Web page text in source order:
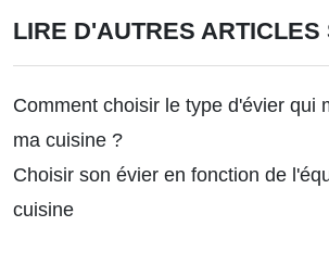
LIRE D'AUTRES ARTICLES
Comment choisir le type d'évier qui
ma cuisine ?
Choisir son évier en fonction de
cuisine